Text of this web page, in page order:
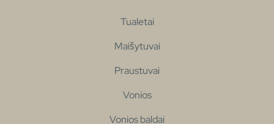
Tualetai
Maišytuvai
Praustuvai
Vonios
Vonios baldai